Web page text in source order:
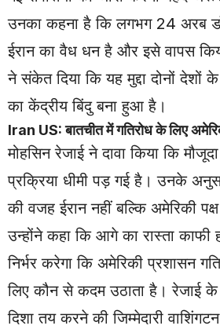
उनका कहना है कि लगभग 24 अरब
ईरान का वैध धन है और इसे वापस
ने संकेत दिया कि यह मुद्दा दोनों देशों
का केंद्रीय बिंदु बना हुआ है।
Iran US: बातचीत में गतिरोध के लिए
मोहसिन रेजाई ने दावा किया कि
प्रक्रिया धीमी पड़ गई है। उनके
की वजह ईरान नहीं बल्कि अमेरिकी
उन्होंने कहा कि आगे का रास्ता
निर्भर करेगा कि अमेरिकी प्रशासन
लिए कौन से कदम उठाता है। रेजाई
दिशा तय करने की जिम्मेदारी